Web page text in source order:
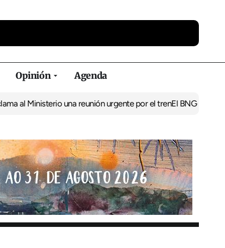
Opinión Agenda
una reunión urgente por el trenEl BNG exige la puesta